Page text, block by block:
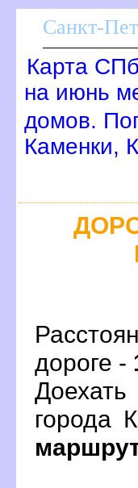
Санкт-
Карта
на июнь
домов.
Каменки,
дороге -
орода